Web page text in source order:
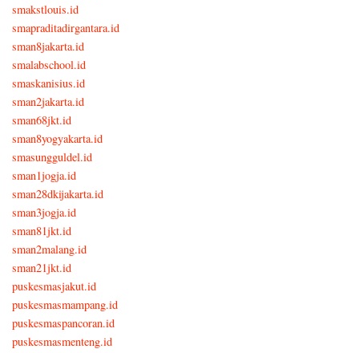
smakstlouis.id
smapraditadirgantara.id
sman8jakarta.id
smalabschool.id
smaskanisius.id
sman2jakarta.id
sman68jkt.id
sman8yogyakarta.id
smasungguldel.id
sman1jogja.id
sman28dkijakarta.id
sman3jogja.id
sman81jkt.id
sman2malang.id
sman21jkt.id
puskesmasjakut.id
puskesmasmampang.id
puskesmaspancoran.id
puskesmasmenteng.id